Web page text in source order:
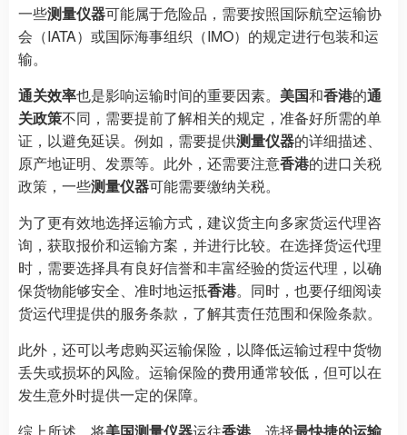
一些测量仪器可能属于危险品，需要按照国际航空运输协
会（IATA）或国际海事组织（IMO）的规定进行包装和运
输。
通关效率也是影响运输时间的重要因素。 美国和香港的通
关政策不同，需要提前了解相关的规定，准备好所需的单
证，以避免延误。例如，需要提供测量仪器的详细描述、
原产地证明、发票等。此外，还需要注意香港的进口关税
政策，一些测量仪器可能需要缴纳关税。
为了更有效地选择运输方式，建议货主向多家货运代理咨
询，获取报价和运输方案，并进行比较。在选择货运代理
时，需要选择具有良好信誉和丰富经验的货运代理，以确
保货物能够安全、准时地运抵香港。同时，也要仔细阅读
货运代理提供的服务条款，了解其责任范围和保险条款。
此外，还可以考虑购买运输保险，以降低运输过程中货物
丢失或损坏的风险。运输保险的费用通常较低，但可以在
发生意外时提供一定的保障。